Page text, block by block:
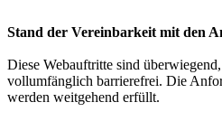
Stand der Vereinbarkeit mit den
Diese Webauftritte sind
vollumfänglich barrierefrei. Die
werden weitgehend erfüllt.